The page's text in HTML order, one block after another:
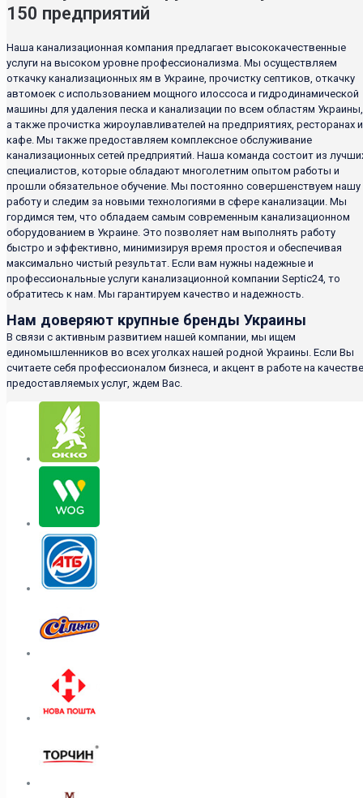
150 предприятий
Наша канализационная компания предлагает высококачественные
услуги на высоком уровне профессионализма. Мы осуществляем
откачку канализационных ям в Украине, прочистку септиков, откачку
автомоек с использованием мощного илоссоса и гидродинамической
машины для удаления песка и канализации по всем областям Украины,
а также прочистка жироулавливателей на предприятиях, ресторанах и
кафе. Мы также предоставляем комплексное обслуживание
канализационных сетей предприятий. Наша команда состоит из
специалистов, которые обладают многолетним опытом работы и
прошли обязательное обучение. Мы постоянно совершенствуем нашу
работу и следим за новыми технологиями в сфере канализации. Мы
гордимся тем, что обладаем самым современным канализационном
оборудованием в Украине. Это позволяет нам выполнять работу
быстро и эффективно, минимизируя время простоя и обеспечивая
максимально чистый результат. Если вам нужны надежные и
профессиональные услуги канализационной компании Septic24, то
обратитесь к нам. Мы гарантируем качество и надежность.
Нам доверяют крупные бренды Украины
В связи с активным развитием нашей компании, мы ищем
единомышленников во всех уголках нашей родной Украины. Если Вы
считаете себя профессионалом бизнеса, и акцент в работе на качестве
предоставляемых услуг, ждем Вас.